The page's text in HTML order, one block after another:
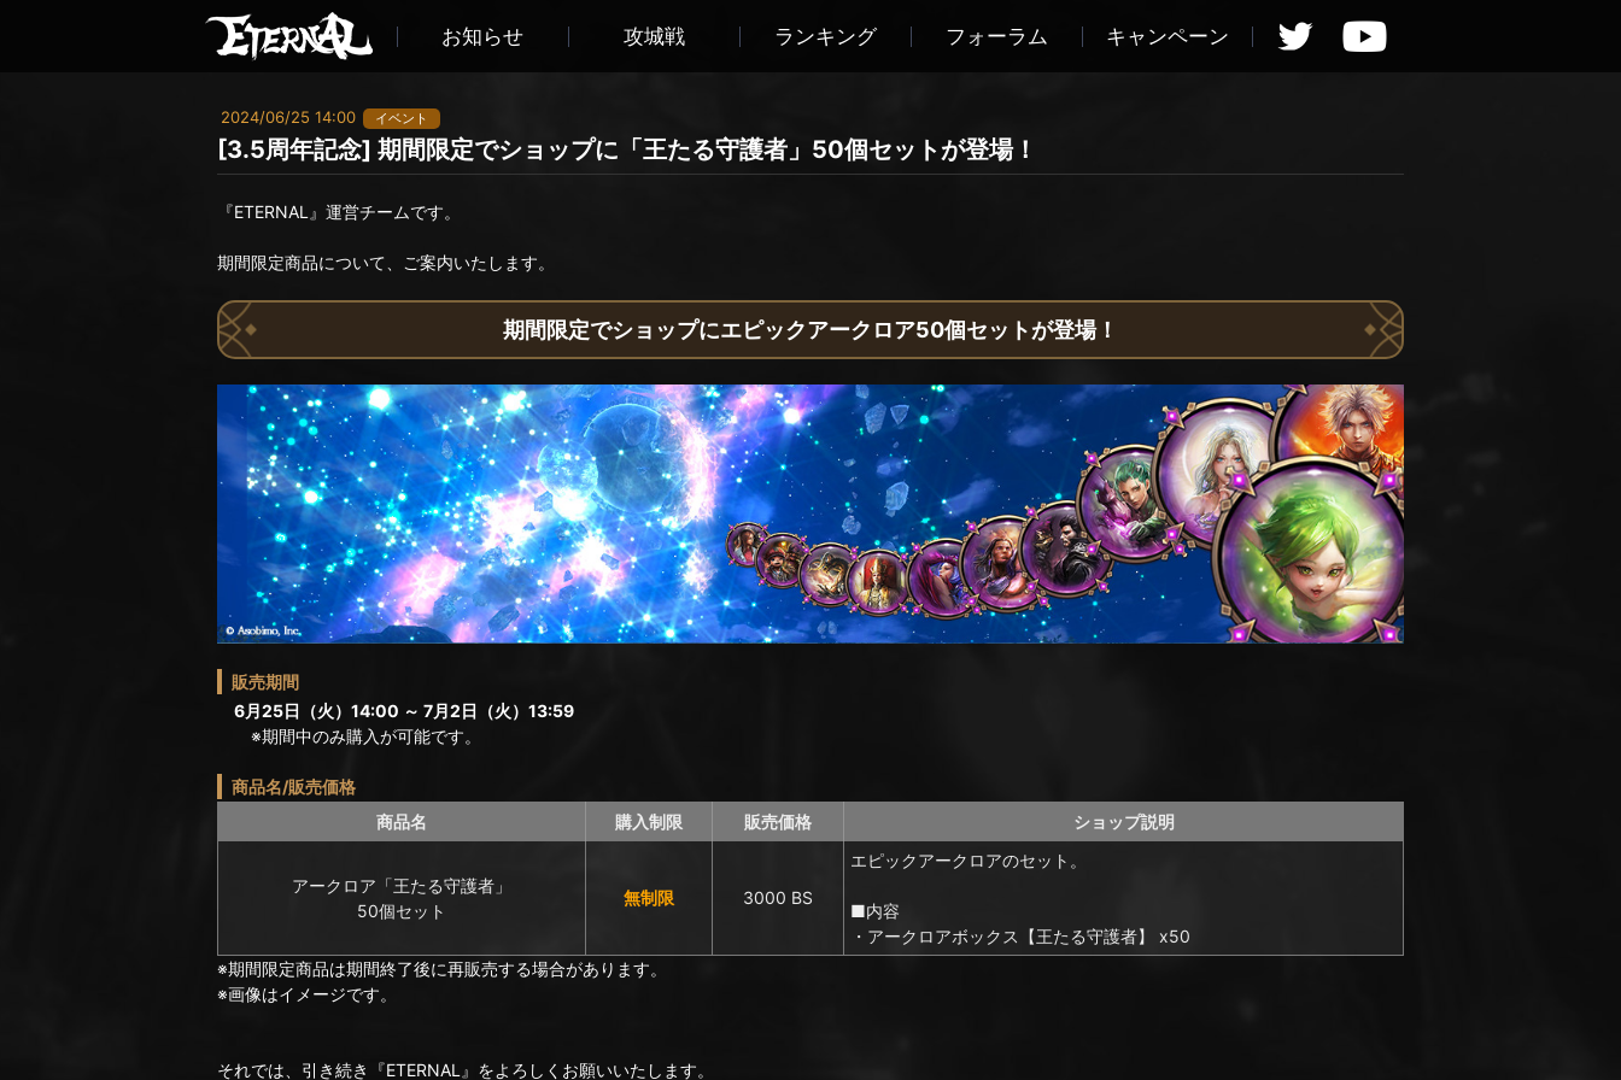
お知らせ 攻城戦 ランキング フォーラム キャンペーン
2024/06/25 14:00 イベント
[3.5周年記念] 期間限定でショップに「王たる守護者」50個セットが登場！
『ETERNAL』運営チームです。
期間限定商品について、ご案内いたします。
期間限定でショップにエピックアークロア50個セットが登場！
販売期間
6月25日（火）14:00 ～ 7月2日（火）13:59
※期間中のみ購入が可能です。
商品名/販売価格
商品名
購入制限 販売価格 ショップ説明
アークロア「王たる守護者」
50個セット
無制限 3000 BS
エピックアークロアのセット。
■内容
・アークロアボックス【王たる守護者】 x50
※期間限定商品は期間終了後に再販売する場合があります。
※画像はイメージです。
それでは、引き続き『ETERNAL』をよろしくお願いいたします。